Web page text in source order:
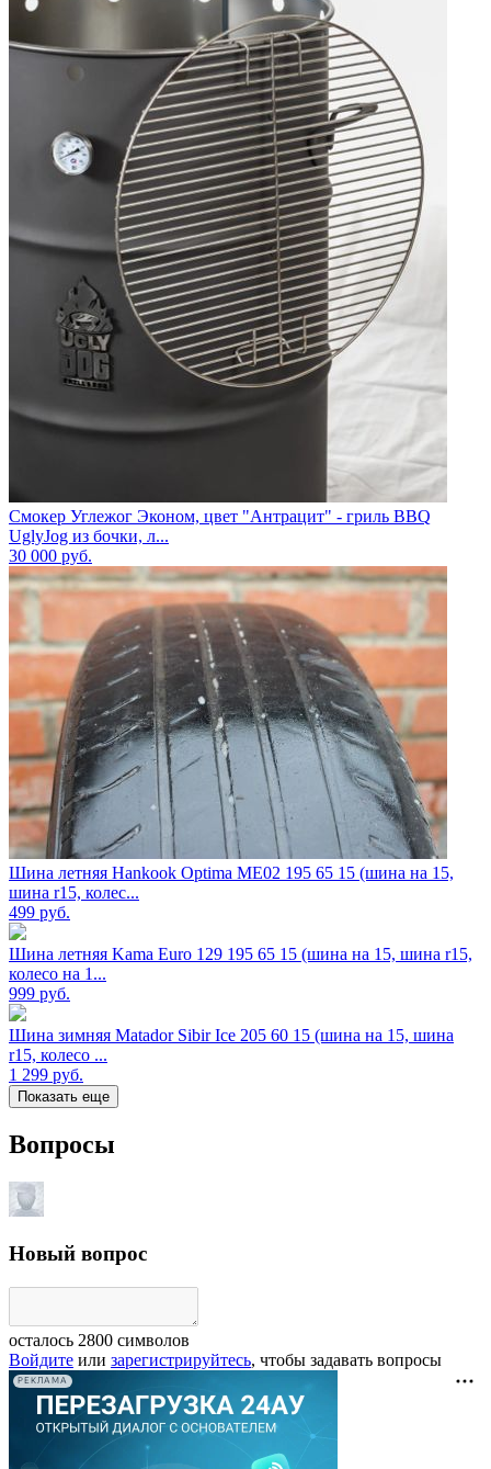
Смокер Углежог Эконом, цвет "Антрацит" - гриль BBQ
UglyJog из бочки, л...
30 000 руб.
Шина летняя Hankook Optima ME02 195 65 15 (шина на 15,
шина r15, колес...
499 руб.
Шина летняя Kama Euro 129 195 65 15 (шина на 15, шина r15,
колесо на 1...
999 руб.
Шина зимняя Matador Sibir Ice 205 60 15 (шина на 15, шина
r15, колесо ...
1 299 руб.
Показать еще
Вопросы
Новый вопрос
осталось 2800 символов
Войдите или зарегистрируйтесь, чтобы задавать вопросы
РЕКЛАМА